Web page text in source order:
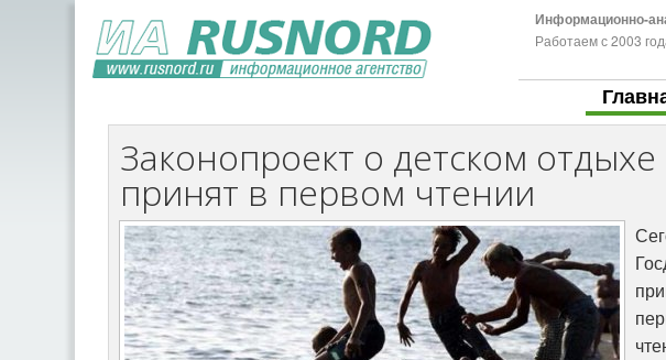
Информационно-
Работаем с 2003
Законопроект о детском отдыхе
принят в первом чтении